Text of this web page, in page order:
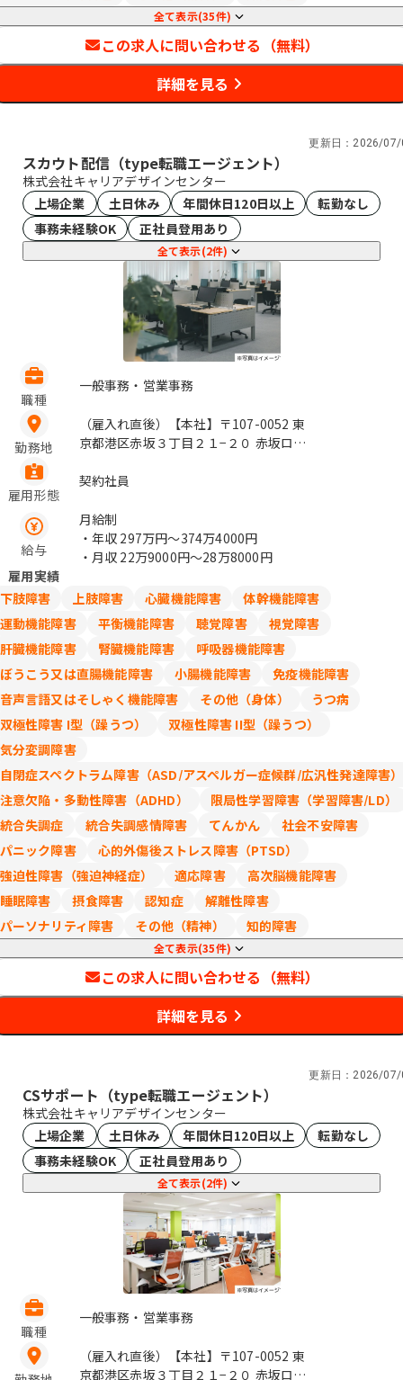
全て表示(35件)
この求人に問い合わせる（無料）
詳細を見る
更新日： 2026/07/
スカウト配信（type転職エージェント）
株式会社キャリアデザインセンター
上場企業
土日休み 年間休日120日以上
転勤なし
事務未経験OK
正社員登用あり
全て表示(2件)
職種
一般事務・営業事務
勤務地
（雇入れ直後）【本社】〒107-0052 東
京都港区赤坂３丁目２１−２０ 赤坂ロン
赤坂見附、永田町
雇用形態
契約社員
給与
月給制
・年収 297万円〜374万4000円
・月収 22万9000円〜28万8000円
雇用実績
下肢障害
上肢障害 心臓機能障害
体幹機能障害
運動機能障害
平衡機能障害 聴覚障害
視覚障害
肝臓機能障害
腎臓機能障害
呼吸器機能障害
ぼうこう又は直腸機能障害
小腸機能障害
免疫機能障害
音声言語又はそしゃく機能障害
その他（身体）
うつ病
双極性障害 I型（躁うつ）
双極性障害 II型（躁うつ）
気分変調障害
自閉症スペクトラム障害（ASD/アスペルガー症候群/広汎性発達障害）
注意欠陥・多動性障害（ADHD）
限局性学習障害（学習障害/LD）
統合失調症
統合失調感情障害 てんかん
社会不安障害
パニック障害
心的外傷後ストレス障害（PTSD）
強迫性障害（強迫神経症）
適応障害
高次脳機能障害
睡眠障害
摂食障害 認知症
解離性障害
パーソナリティ障害
その他（精神） 知的障害
全て表示(35件)
この求人に問い合わせる（無料）
詳細を見る
更新日： 2026/07/
CSサポート（type転職エージェント）
株式会社キャリアデザインセンター
上場企業
土日休み 年間休日120日以上
転勤なし
事務未経験OK
正社員登用あり
全て表示(2件)
職種
一般事務・営業事務
（雇入れ直後）【本社】〒107-0052 東
京都港区赤坂３丁目２１−２０ 赤坂ロン